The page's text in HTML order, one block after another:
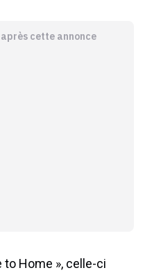
cette annonce
to Home », celle-ci